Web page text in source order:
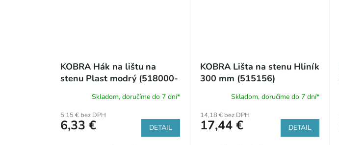
KOBRA Hák na lištu na
stenu Plast modrý (518000-
Skladom, doručíme do 7 dní*
5,15 € bez DPH
6,33 € DETAIL
KOBRA Lišta na stenu Hliník
300 mm (515156)
Skladom, doručíme do 7 dní*
14,18 € bez DPH
17,44 € DETAIL